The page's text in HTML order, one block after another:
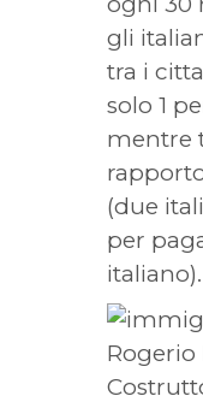
gli
tra i
solo 1
mentre
(due
per
italiano).